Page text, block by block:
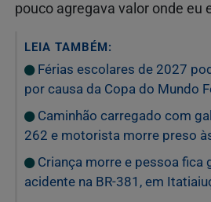
pouco agregava valor onde eu
LEIA TAMBÉM:
Férias escolares de 2027
por causa da Copa do Mundo
Caminhão carregado com
262 e motorista morre preso
Criança morre e pessoa fica
acidente na BR-381, em